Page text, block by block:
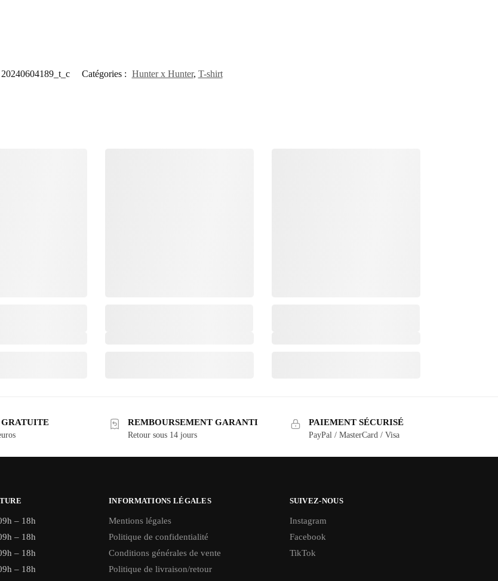
20240604189_t_c Catégories : Hunter x Hunter, T-shirt
REMBOURSEMENT GARANTI
Retour sous 14 jours
PAIEMENT SÉCURISÉ
PayPal / MasterCard / Visa
– 18h
– 18h
– 18h
– 18h
INFORMATIONS LÉGALES
Mentions légales
Politique de confidentialité
Conditions générales de vente
Politique de livraison/retour
SUIVEZ-NOUS
Instagram
Facebook
TikTok